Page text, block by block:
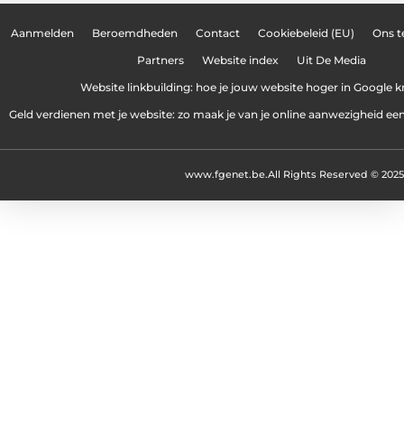
Aanmelden Beroemdheden Contact Cookiebeleid (EU) Ons
Partners Website index Uit De Media
Website linkbuilding: hoe je jouw website hoger in Google
Geld verdienen met je website: zo maak je van je online aanwezigheid
All Rights Reserved © 2025
www.fgenet.be.